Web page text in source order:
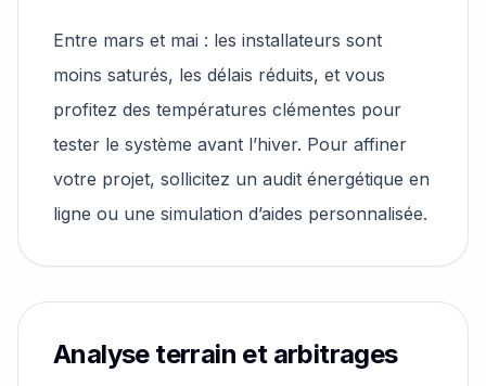
Entre mars et mai : les installateurs sont
moins saturés, les délais réduits, et vous
profitez des températures clémentes pour
tester le système avant l’hiver. Pour affiner
votre projet, sollicitez un audit énergétique en
ligne ou une simulation d’aides personnalisée.
Analyse terrain et arbitrages